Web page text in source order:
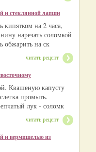
и стеклянной лапши
на 2 часа,
нарезать соломкой
обжарить на ск
читать рецепт
Квашеную капусту
промыть.
лук - соломк
читать рецепт
и вермишелью из